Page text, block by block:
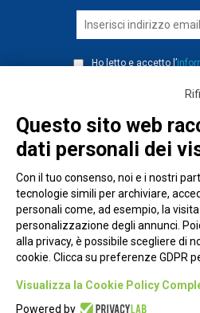
Ho letto e accetto l’
Piazza Alessandria, 24
Privacy
Questo sito web
dati personali dei
Con il tuo consenso, noi e i nostri
tecnologie simili per archiviare,
personali come, ad esempio, la
personalizzazione degli annunci.
alla privacy, è possibile scegliere di
cookie. Clicca su preferenze GDPR
Visualizza la Cookie Policy
Powered by